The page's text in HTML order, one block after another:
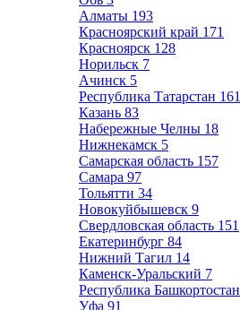
Алматы 193
Красноярский край 171
Красноярск 128
Норильск 7
Ачинск 5
Республика Татарстан 161
Казань 83
Набережные Челны 18
Нижнекамск 5
Самарская область 157
Самара 97
Тольятти 34
Новокуйбышевск 9
Свердловская область 151
Екатеринбург 84
Нижний Тагил 14
Каменск-Уральский 7
Республика Башкортостан
Уфа 91